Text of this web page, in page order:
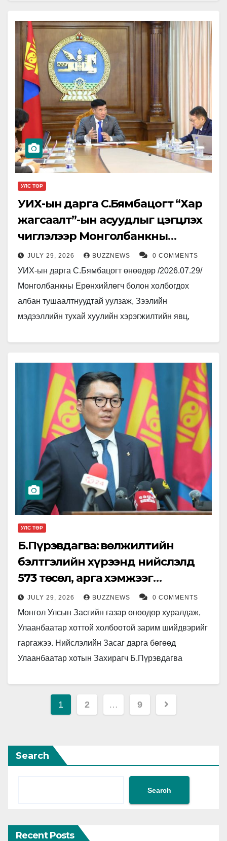
боловсролын…
УЛС ТӨР
УИХ-ын дарга С.Бямбацогт “Хар
жагсаалт”-ын асуудлыг цэгцлэх
чиглэлээр Монголбанкны
удирдлагад 30 хоногийн
хугацаатай үүрэг өглөө
JULY 29, 2026 BUZZNEWS 0 COMMENTS
УИХ-ын дарга С.Бямбацогт өнөөдөр /2026.07.29/
Монголбанкны Ерөнхийлөгч болон холбогдох
албан тушаалтнуудтай уулзаж, Зээлийн
мэдээллийн тухай хуулийн хэрэгжилтийн явц,
тодорхой үүрэг, чиглэл…
УЛС ТӨР
Б.Пүрэвдагва: Өвөлжилтийн
бэлтгэлийн хүрээнд нийслэлд
573 төсөл, арга хэмжээг
хэрэгжүүлж байна
JULY 29, 2026 BUZZNEWS 0 COMMENTS
Монгол Улсын Засгийн газар өнөөдөр хуралдаж,
Улаанбаатар хоттой холбоотой зарим шийдвэрийг
гаргажээ. Нийслэлийн Засаг дарга бөгөөд
Улаанбаатар хотын Захирагч Б.Пүрэвдагва
Posts
pagination
1 2 … 9
Search
Search
Recent Posts